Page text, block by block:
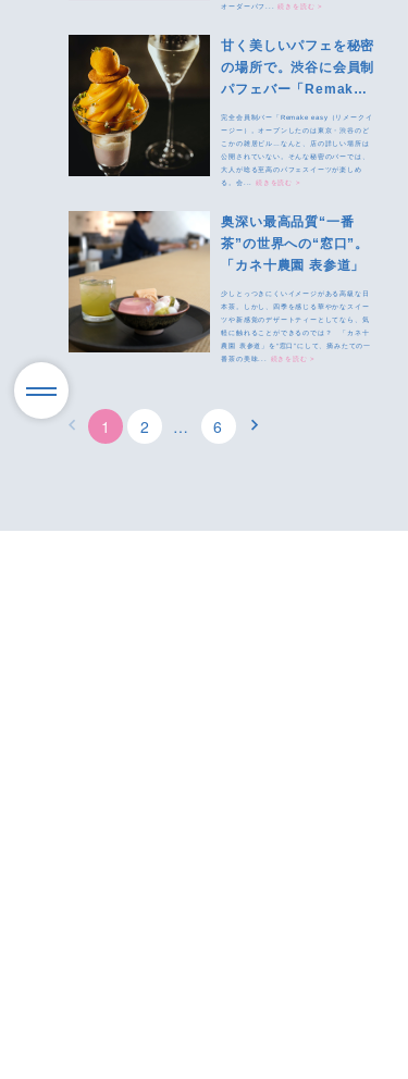
オーダーパフ... 続きを読む >
甘く美しいパフェを秘密
の場所で。渋谷に会員制
パフェバー「Remake
easy」が登場
完全会員制バー「Remake easy（リメークイ
ージー）。オープンしたのは東京・渋谷のど
こかの雑居ビル…なんと、店の詳しい場所は
公開されていない。そんな秘密のバーでは、
大人が唸る至高のパフェスイーツが楽しめ
る。会...
続きを読む >
奥深い最高品質“一番
茶”の世界への“窓口”。
「カネ十農園 表参道」
少しとっつきにくいイメージがある高級な日
本茶。しかし、四季を感じる華やかなスイー
ツや新感覚のデザートティーとしてなら、気
軽に触れることができるのでは？ 「カネ十
農園 表参道」を“窓口”にして、摘みたての一
番茶の美味...
続きを読む >
1 2 … 6